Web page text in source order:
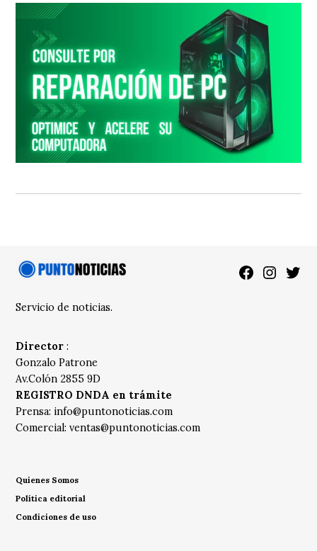
Facebook
Servicio de noticias.
Director :
Gonzalo Patrone
Av.Colón 2855 9D
REGISTRO DNDA en trámite
Prensa: info@puntonoticias.com
Comercial:ventas@puntonoticias.com
Quienes Somos
Política editorial
Condiciones de uso